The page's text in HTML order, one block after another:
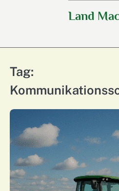
Land
Tag: